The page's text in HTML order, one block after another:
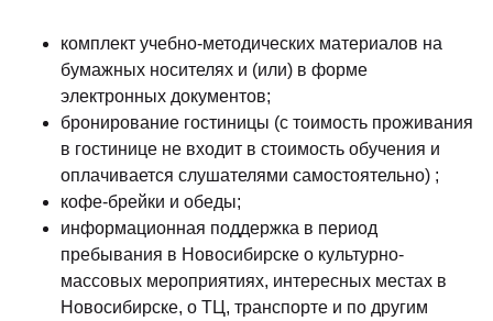
комплект учебно-методических материалов на
бумажных носителях и (или) в форме
электронных документов;
бронирование гостиницы (с тоимость проживания
в гостинице не входит в стоимость обучения и
оплачивается слушателями самостоятельно) ;
кофе-брейки и обеды;
информационная поддержка в период
пребывания в Новосибирске о культурно-
массовых мероприятиях, интересных местах в
Новосибирске, о ТЦ, транспорте и по другим